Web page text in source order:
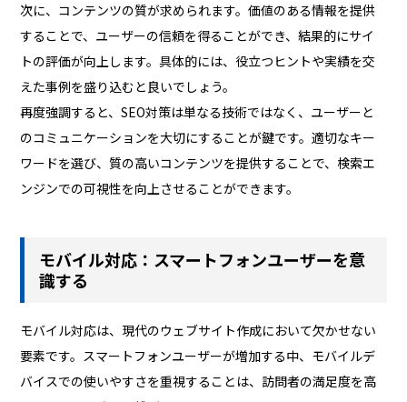
次に、コンテンツの質が求められます。価値のある情報を提供
することで、ユーザーの信頼を得ることができ、結果的にサイ
トの評価が向上します。具体的には、役立つヒントや実績を交
えた事例を盛り込むと良いでしょう。
再度強調すると、SEO対策は単なる技術ではなく、ユーザーと
のコミュニケーションを大切にすることが鍵です。適切なキー
ワードを選び、質の高いコンテンツを提供することで、検索エ
ンジンでの可視性を向上させることができます。
モバイル対応：スマートフォンユーザーを意
識する
モバイル対応は、現代のウェブサイト作成において欠かせない
要素です。スマートフォンユーザーが増加する中、モバイルデ
バイスでの使いやすさを重視することは、訪問者の満足度を高